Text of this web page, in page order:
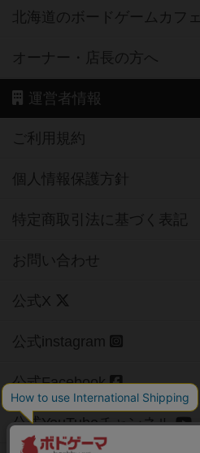
北海道のボードゲームカフェ
オーナー・店長の方へ
運営者情報
ご利用規約
個人情報保護方針
特定商取引法に基づく表記
お問い合わせ
公式X
公式instagram
公式Facebook
公式YouTubeチャンネル